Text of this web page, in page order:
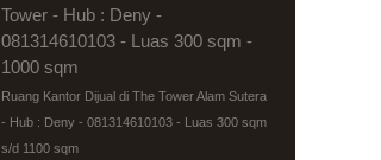
Tower - Hub : Deny -
081314610103 - Luas 300 sqm -
1000 sqm
Ruang Kantor Dijual di The Tower Alam Sutera
- Hub : Deny - 081314610103 - Luas 300 sqm
s/d 1100 sqm